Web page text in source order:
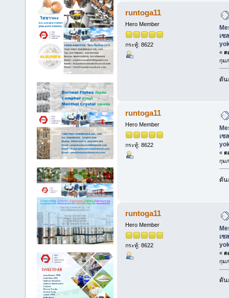
runtoga11
Hero Member
กระทู้: 8622
เซ
« ต
กุม
ดัน
runtoga11
Hero Member
กระทู้: 8622
เซ
« ต
กุม
ดัน
runtoga11
Hero Member
กระทู้: 8622
เซ
« ต
กุม
ดัน